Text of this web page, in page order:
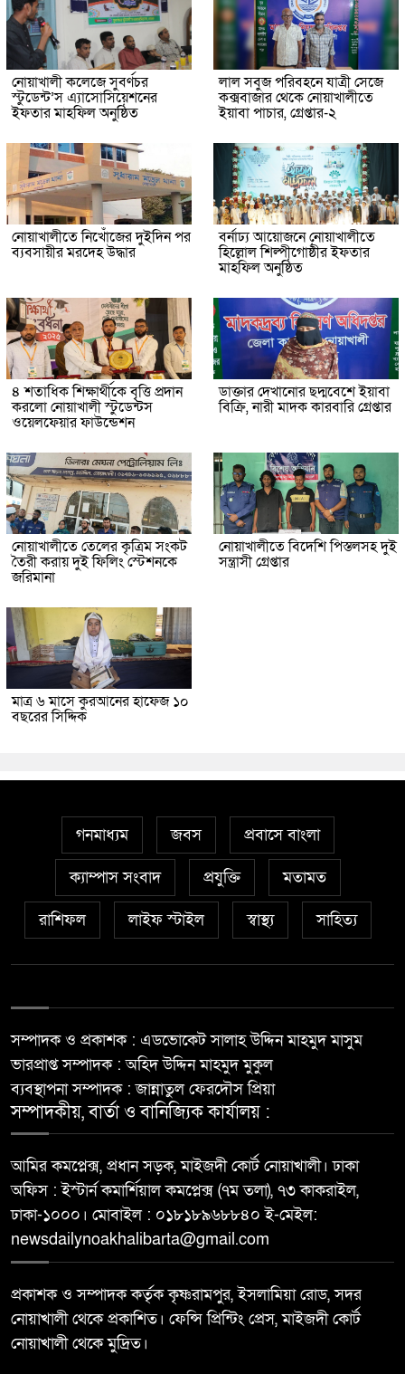
নোয়াখালী কলেজে সুবর্ণচর
স্টুডেন্ট’স এ্যাসোসিয়েশনের
ইফতার মাহফিল অনুষ্ঠিত
লাল সবুজ পরিবহনে যাত্রী সেজে
কক্সবাজার থেকে নোয়াখালীতে
ইয়াবা পাচার, গ্রেপ্তার-২
নোয়াখালীতে নিখোঁজের দুইদিন পর
ব্যবসায়ীর মরদেহ উদ্ধার
বর্নাঢ্য আয়োজনে নোয়াখালীতে
হিল্লোল শিল্পীগোষ্ঠীর ইফতার
মাহফিল অনুষ্ঠিত
৪ শতাধিক শিক্ষার্থীকে বৃত্তি প্রদান
করলো নোয়াখালী স্টুডেন্টস
ওয়েলফেয়ার ফাউন্ডেশন
ডাক্তার দেখানোর ছদ্মবেশে ইয়াবা
বিক্রি, নারী মাদক কারবারি গ্রেপ্তার
নোয়াখালীতে তেলের কৃত্রিম সংকট
তৈরী করায় দুই ফিলিং স্টেশনকে
জরিমানা
নোয়াখালীতে বিদেশি পিস্তলসহ দুই
সন্ত্রাসী গ্রেপ্তার
মাত্র ৬ মাসে কুরআনের হাফেজ ১০
বছরের সিদ্দিক
গনমাধ্যম জবস প্রবাসে বাংলা
ক্যাম্পাস সংবাদ প্রযুক্তি মতামত
রাশিফল লাইফ স্টাইল স্বাস্থ্য সাহিত্য
সম্পাদক ও প্রকাশক : এডভোকেট সালাহ উদ্দিন মাহমুদ মাসুম
ভারপ্রাপ্ত সম্পাদক : অহিদ উদ্দিন মাহমুদ মুকুল
ব্যবস্থাপনা সম্পাদক : জান্নাতুল ফেরদৌস প্রিয়া
সম্পাদকীয়, বার্তা ও বানিজ্যিক কার্যালয় :
আমির কমপ্লেক্স, প্রধান সড়ক, মাইজদী কোর্ট নোয়াখালী। ঢাকা
অফিস : ইস্টার্ন কমার্শিয়াল কমপ্লেক্স (৭ম তলা), ৭৩ কাকরাইল,
ঢাকা-১০০০। মোবাইল : ০১৮১৮৯৬৮৮৪০ ই-মেইল:
newsdailynoakhalibarta@gmail.com
প্রকাশক ও সম্পাদক কর্তৃক কৃষ্ণরামপুর, ইসলামিয়া রোড, সদর
নোয়াখালী থেকে প্রকাশিত। ফেন্সি প্রিন্টিং প্রেস, মাইজদী কোর্ট
নোয়াখালী থেকে মুদ্রিত।